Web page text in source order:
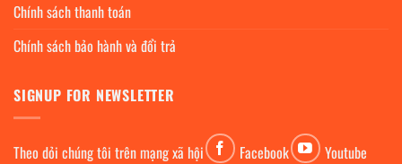
Chính sách thanh toán
Chính sách bảo hành và đổi trả
SIGNUP FOR NEWSLETTER
Theo dỏi chúng tôi trên mạng xã hội Facebook
Youtube